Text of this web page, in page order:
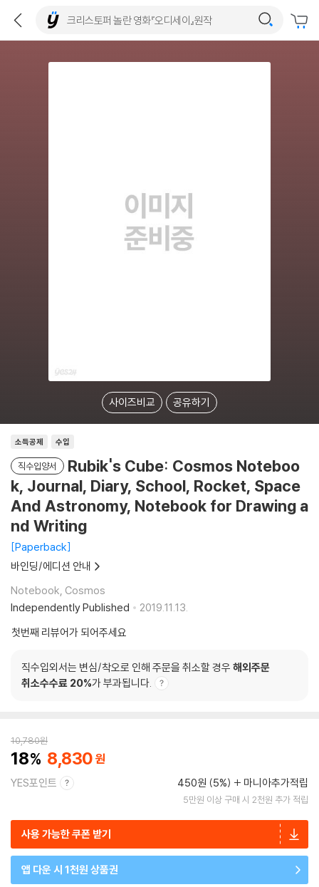
사이즈비교 공유하기
소득공제 수입
직수입양서
Rubik's Cube: Cosmos Noteboo
k, Journal, Diary, School, Rocket, Space
And Astronomy, Notebook for Drawing a
nd Writing
Paperback
바인딩/에디션 안내
Notebook, Cosmos
Independently Published
2019.11.13.
첫번째 리뷰어가 되어주세요
직수입외서는 변심/착오로 인해 주문을 취소할 경우 해외주문
취소수수료 20%가 부과됩니다.
10,780원
18 8,830
YES포인트 450원 (5%) 마니아추가적립
5만원 이상 구매 시 2천원 추가 적립
사용 가능한 쿠폰 받기
앱 다운 시 1천원 상품권